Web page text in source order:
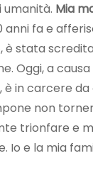
umanità. Mia
fa e
stata
Oggi, a
carcere da
non
trionfare e
e la mia